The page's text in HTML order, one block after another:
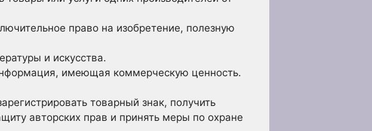
право на изобретение, полезную
и искусства.
имеющая коммерческую ценность.
товарный знак, получить
авторских прав и принять меры по охране